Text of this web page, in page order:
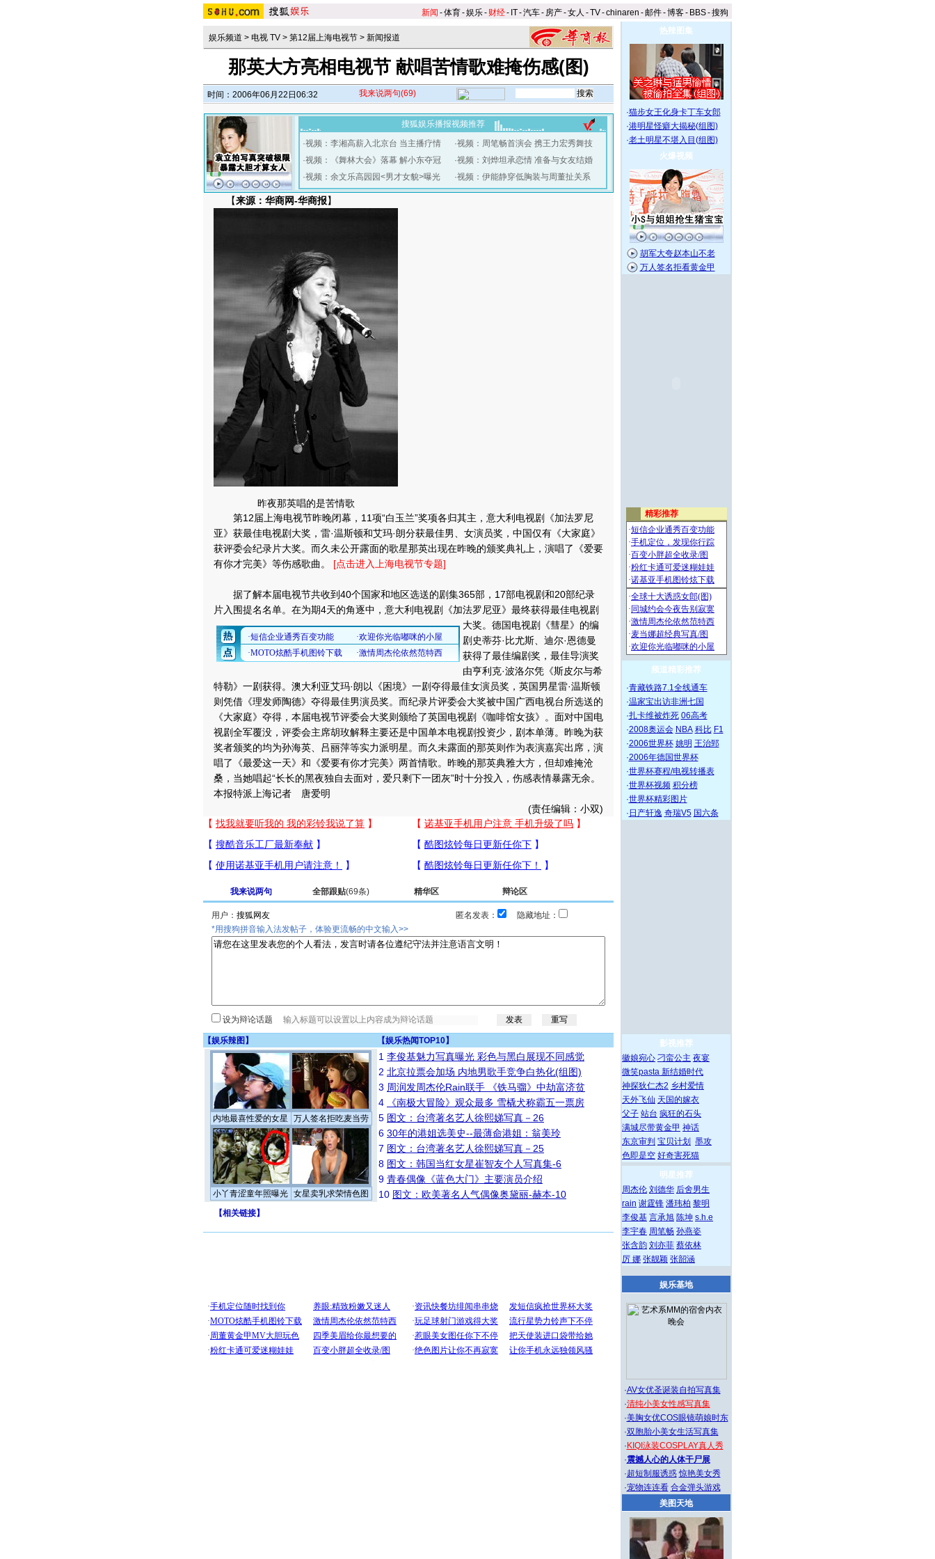
新闻 -体育-娱乐- 财经- IT-汽车- 房产-女人 -TV-chinaren -邮件-博客- BBS-搜狗
娱乐频道 > 电视 TV > 第12届上海电视节 > 新闻报道
那英大方亮相电视节 献唱苦情歌难掩伤感(图)
时间：2006年06月22日06:32 我来说两句(69)
搜狐娱乐播报视频推荐
·视频：李湘高薪入北京台 当主播疗情
·视频：《舞林大会》落幕 解小东夺冠
·视频：余文乐高园园<男才女貌>曝光
·视频：周笔畅首演会 携王力宏秀舞技
·视频：刘烨坦承恋情 准备与女友结婚
·视频：伊能静穿低胸装与周董扯关系
【来源：华商网-华商报】
昨夜那英唱的是苦情歌
第12届上海电视节昨晚闭幕，11项“白玉兰”奖项各归其主，意大利电视剧《加法罗尼
亚》获最佳电视剧大奖，雷·温斯顿和艾玛·朗分获最佳男、女演员奖，中国仅有《大家庭》
获评委会纪录片大奖。而久未公开露面的歌星那英出现在昨晚的颁奖典礼上，演唱了《爱要
有你才完美》等伤感歌曲。 [点击进入上海电视节专题]
据了解本届电视节共收到40个国家和地区选送的剧集365部，17部电视剧和20部纪录
片入围提名名单。在为期4天的角逐中，意大利电视剧《加法罗尼亚》最终获得最佳电视剧
大奖。 德国电视剧《彗星》的编
剧史蒂芬·比尤斯、迪尔·恩德曼
获得了最佳编剧奖，最佳导演奖
由亨利克·波洛尔凭《斯皮尔与希
特勒》一剧获得。澳大利亚艾玛·朗以《困境》一剧夺得最佳女演员奖，英国男星雷·温斯顿
则凭借《理发师陶德》夺得最佳男演员奖。而纪录片评委会大奖被中国广西电视台所选送的
《大家庭》夺得，本届电视节评委会大奖则颁给了英国电视剧《咖啡馆女孩》。面对中国电
视剧全军覆没，评委会主席胡玫解释主要还是中国单本电视剧投资少，剧本单薄。昨晚为获
奖者颁奖的均为孙海英、吕丽萍等实力派明星。而久未露面的那英则作为表演嘉宾出席，演
唱了《最爱这一天》和《爱要有你才完美》两首情歌。昨晚的那英典雅大方，但却难掩沧
桑，当她唱起“长长的黑夜独自去面对，爱只剩下一团灰”时十分投入，伤感表情暴露无余。
本报特派上海记者 唐爱明
(责任编辑：小双)
我来说两句 全部跟贴(69条) 精华区 辩论区
用户： 匿名发表：
隐藏地址：
*用搜狗拼音输入法发帖子，体验更流畅的中文输入>>
设为辩论话题
【娱乐辣图 】 【娱乐热闻TOP10】
内地最喜性爱的女星 万人签名拒吃麦当劳
小丫青涩童年照曝光 女星卖乳求荣情色图
1 李俊基魅力写真曝光 彩色与黑白展现不同感觉
2 北京拉票会加场 内地男歌手竞争白热化(组图)
3 周润发周杰伦Rain联手 《铁马骝》中劫富济贫
4
《南极大冒险》观众最多 雪橇犬称霸五一票房
5 图文：台湾著名艺人徐熙娣写真－26
6 30年的港姐选美史--最薄命港姐：翁美玲
7 图文：台湾著名艺人徐熙娣写真－25
8 图文：韩国当红女星崔智友个人写真集-6
9 青春偶像《蓝色大门》主要演员介绍
10 图文：欧美著名人气偶像奥黛丽-赫本-10
【相关链接】
热辣图集
·猫步女王化身卡丁车女郎
·港明星怪癖大揭秘(组图)
·老土明星不堪入目(组图)
火爆视频
胡军大夸赵本山不老
万人签名拒看黄金甲
频道精彩推荐
·青藏铁路7.1全线通车
·温家宝出访非洲七国
·扎卡维被炸死 06高考
·2008奥运会 NBA 科比 F1
·2006世界杯 姚明 王治郅
·2006年德国世界杯
·世界杯赛程/电视转播表
·世界杯视频 积分榜
·世界杯精彩图片
· 日产轩逸 奇瑞V5 国六条
影视推荐
徽娘宛心 刁蛮公主 夜宴
微笑pasta 新结婚时代
神探狄仁杰2 乡村爱情
天外飞仙 天国的嫁衣
父子 站台 疯狂的石头
满城尽带黄金甲 神话
东京审判 宝贝计划
墨攻
色即是空 好奇害死猫
明星推荐
周杰伦 刘德华 后舍男生
rain 谢霆锋 潘玮柏 黎明
李俊基 言承旭 陈坤 s.h.e
李宇春 周笔畅 孙燕姿
张含韵 刘亦菲 蔡依林
厉 娜 张靓颖 张韶涵
娱乐基地
·AV女优圣诞装自拍写真集
·清纯小美女性感写真集
·美胸女优COS眼镜萌娘时东
·双胞胎小美女生活写真集
· KIQI泳装COSPLAY真人秀
·震撼人心的人体干尸展
·超短制服诱惑 惊艳美女秀
·宠物连连看 合金弹头游戏
美图天地